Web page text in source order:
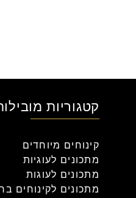
קטגוריות
קינוחים מיוחדים
מתכונים לעוגיות
מתכונים לעוגות
מתכונים לקינוחים